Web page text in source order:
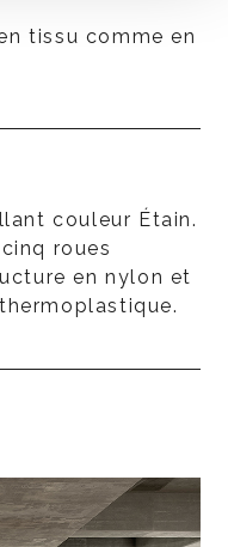
tissu comme en
couleur Étain.
roues
en nylon et